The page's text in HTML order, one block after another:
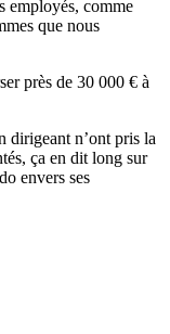
employés, comme
que nous
près de 30 000 € à
dirigeant n’ont pris la
ça en dit long sur
envers ses